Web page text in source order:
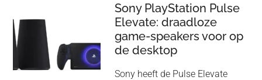
Sony PlayStation Pulse
Elevate: draadloze
game-speakers voor op
de desktop
Sony heeft de Pulse Elevate